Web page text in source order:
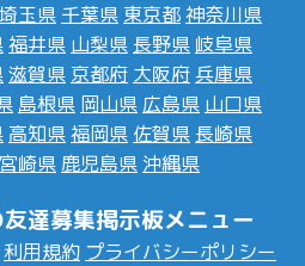
埼玉県 千葉県 東京都神奈川県
福井県 山梨県 長野県 岐阜県
滋賀県 京都府 大阪府 兵庫県
島根県 岡山県 広島県 山口県
高知県福岡県 佐賀県 長崎県
宮崎県 鹿児島県 沖縄県
達募集掲示板メニュー
利用規約 プライバシーポリシー